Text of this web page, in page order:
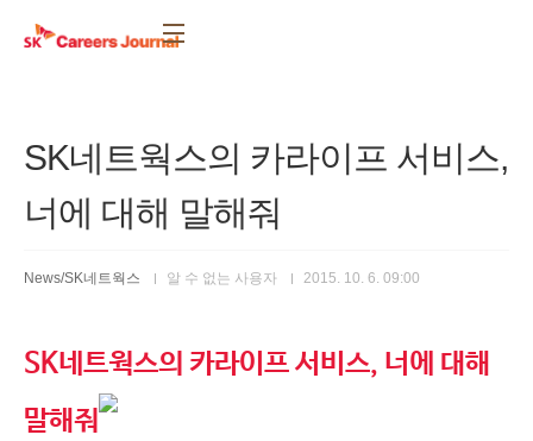
SK네트웍스의 카라이프 서비스,
너에 대해 말해줘
News/SK네트웍스 알 수 없는 사용자 2015. 10. 6. 09:00
SK네트웍스의 카라이프 서비스, 너에 대해
말해줘